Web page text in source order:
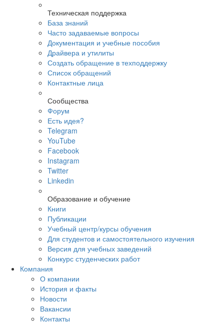
Техническая поддержка
База знаний
Часто задаваемые вопросы
Документация и учебные пособия
Драйвера и утилиты
Создать обращение в техподдержку
Список обращений
Контактные лица
Сообщества
Форум
Есть идея?
Telegram
YouTube
Facebook
Instagram
Twitter
Linkedin
Образование и обучение
Книги
Публикации
Учебный центр/курсы обучения
Для студентов и самостоятельного изучения
Версия для учебных заведений
Конкурс студенческих работ
Компания
О компании
История и факты
Новости
Вакансии
Контакты